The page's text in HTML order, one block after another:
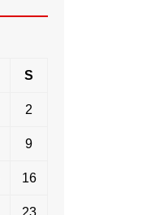
S
2
9
16
23